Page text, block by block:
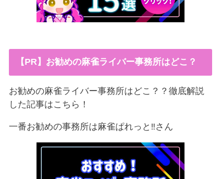
【PR】お勧めの麻雀ライバー事務所はどこ？
お勧めの麻雀ライバー事務所はどこ？？徹底解説
した記事はこちら！
一番お勧めの事務所は麻雀ぱれっと‼︎さん